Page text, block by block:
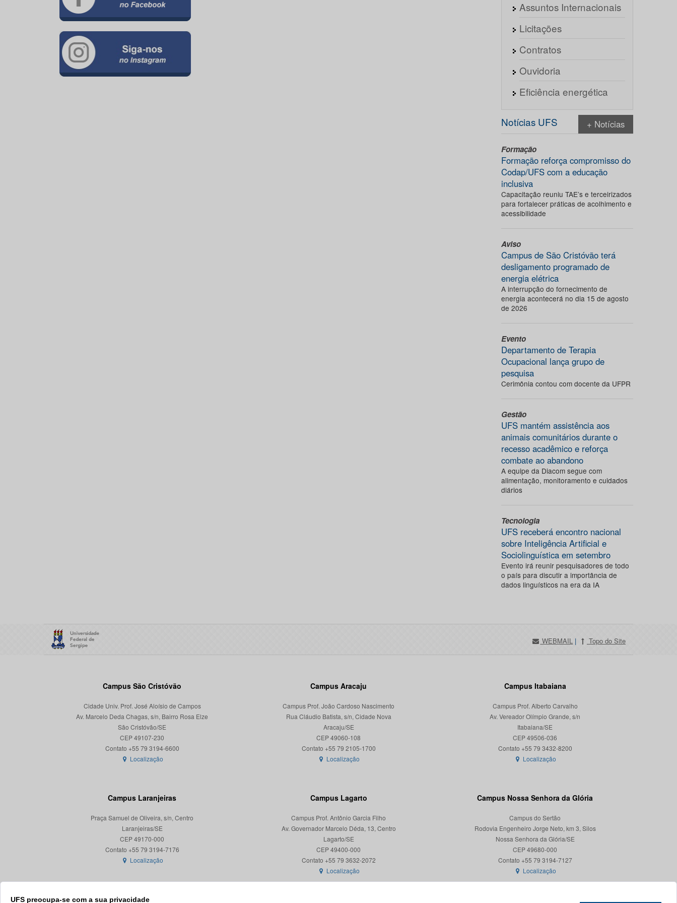
UFS preocupa-se com a sua privacidade
Assuntos Internacionais
Licitações
Contratos
Ouvidoria
Eficiência energética
Notícias UFS + Notícias
Formação
Formação reforça compromisso do
Codap/UFS com a educação
inclusiva
Capacitação reuniu TAE’s e terceirizados
para fortalecer práticas de acolhimento e
acessibilidade
Aviso
Campus de São Cristóvão terá
desligamento programado de
energia elétrica
A interrupção do fornecimento de
energia acontecerá no dia 15 de agosto
de 2026
Evento
Departamento de Terapia
Ocupacional lança grupo de
pesquisa
Cerimônia contou com docente da UFPR
Gestão
UFS mantém assistência aos
animais comunitários durante o
recesso acadêmico e reforça
combate ao abandono
A equipe da Diacom segue com
alimentação, monitoramento e cuidados
diários
Tecnologia
UFS receberá encontro nacional
sobre Inteligência Artificial e
Sociolinguística em setembro
Evento irá reunir pesquisadores de todo
o país para discutir a importância de
dados linguísticos na era da IA
WEBMAIL | Topo do Site
Campus São Cristóvão
Cidade Univ. Prof. José Aloísio de Campos
Av. Marcelo Deda Chagas, s/n, Bairro Rosa Elze
São Cristóvão/SE
CEP 49107-230
Localização
Campus Aracaju
Campus Prof. João Cardoso Nascimento
Rua Cláudio Batista, s/n, Cidade Nova
Aracaju/SE
CEP 49060-108
Localização
Campus Itabaiana
Campus Prof. Alberto Carvalho
Av. Vereador Olímpio Grande, s/n
Itabaiana/SE
CEP 49506-036
Localização
Campus Laranjeiras
Praça Samuel de Oliveira, s/n, Centro
Laranjeiras/SE
CEP 49170-000
Localização
Campus Lagarto
Campus Prof. Antônio Garcia Filho
Av. Governador Marcelo Déda, 13, Centro
Lagarto/SE
CEP 49400-000
Localização
Campus Nossa Senhora da Glória
Campus do Sertão
Rodovia Engenheiro Jorge Neto, km 3, Silos
Nossa Senhora da Glória/SE
CEP 49680-000
Contato +55 79 3194-7127
Localização